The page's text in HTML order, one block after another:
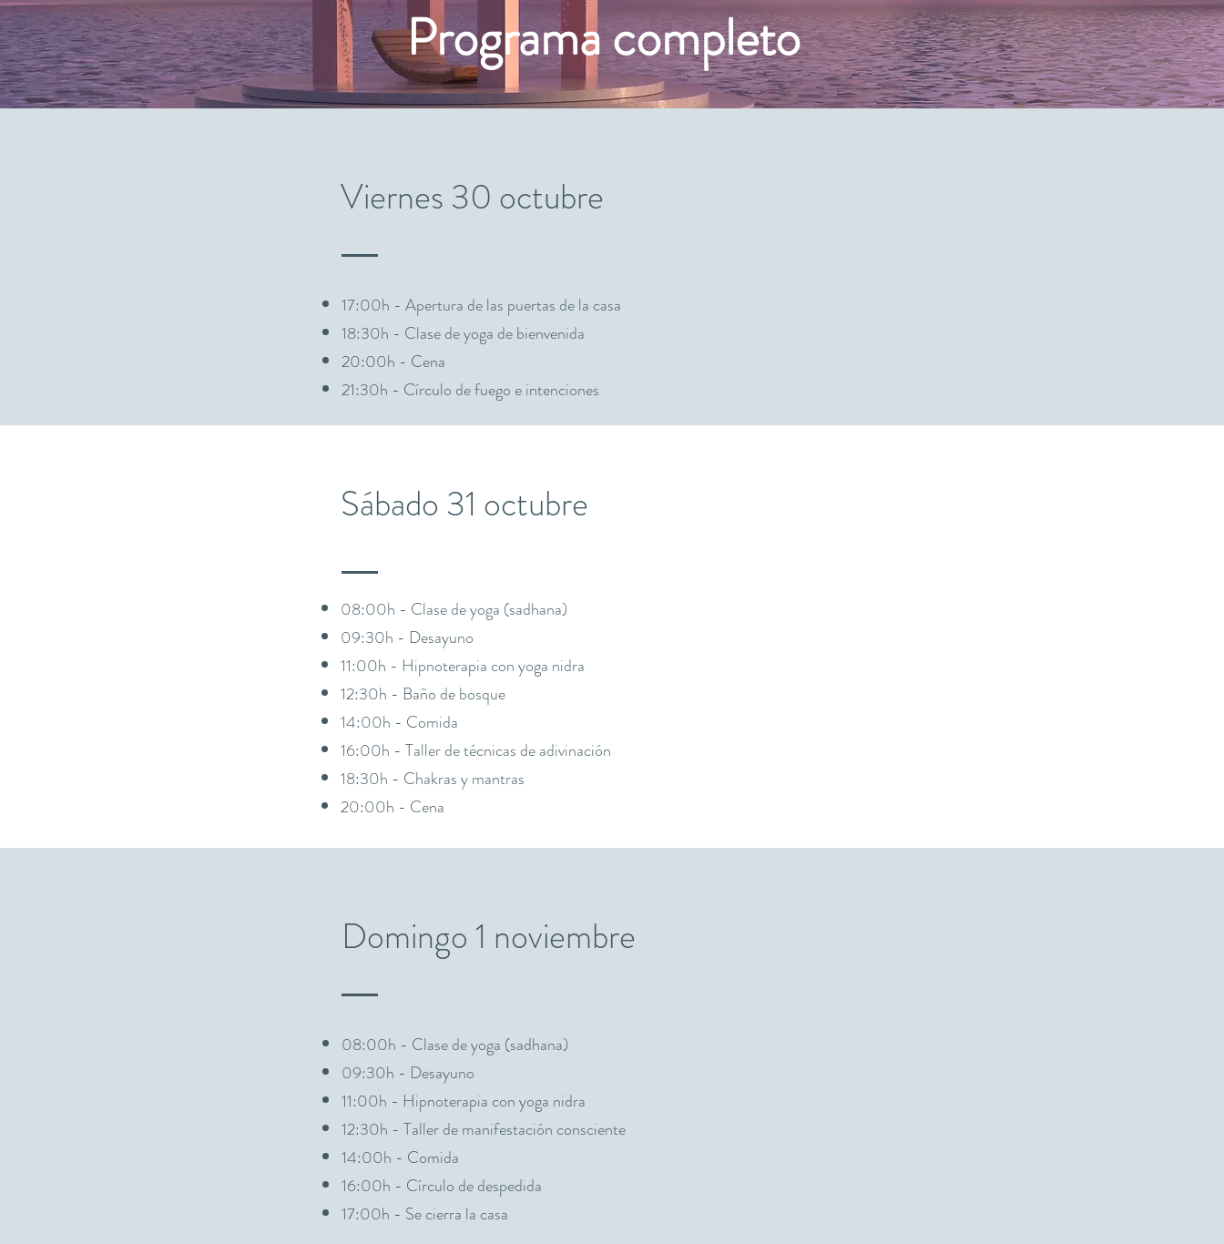
Programa completo
Viernes 30 octubre
17:00h - Apertura de las puertas de la casa
18:30h - Clase de yoga de bienvenida
20:00h - Cena
21:30h - Círculo de fuego e intenciones
​Sábado 31 octubre
08:00h - Clase de yoga (sadhana)
09:30h - Desayuno
11:00h - Hipnoterapia con yoga nidra
12:30h - Baño de bosque
14:00h - Comida
16:00h - Taller de técnicas de adivinación
18:30h - Chakras y mantras
20:00h - Cena
Domingo 1 noviembre
08:00h - Clase de yoga (sadhana)
09:30h - Desayuno
11:00h - Hipnoterapia con yoga nidra
12:30h - Taller de manifestación consciente
14:00h - Comida
16:00h - Círculo de despedida
17:00h - Se cierra la casa